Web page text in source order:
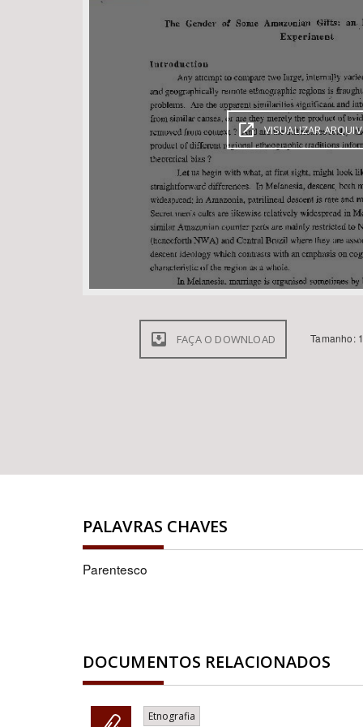
Área de Levantamento
VISUALIZAR
FAÇA O DOWNLOAD Tamanho:
PALAVRAS CHAVES
Parentesco
DOCUMENTOS RELACIONADOS
Etnografia